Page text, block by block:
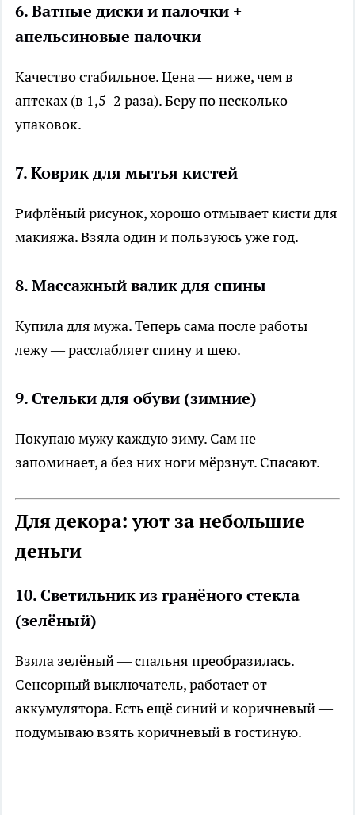
6. Ватные диски и палочки +
апельсиновые палочки
Качество стабильное. Цена — ниже, чем в
аптеках (в 1,5–2 раза). Беру по несколько
упаковок.
7. Коврик для мытья кистей
Рифлёный рисунок, хорошо отмывает кисти для
макияжа. Взяла один и пользуюсь уже год.
8. Массажный валик для спины
Купила для мужа. Теперь сама после работы
лежу — расслабляет спину и шею.
9. Стельки для обуви (зимние)
Покупаю мужу каждую зиму. Сам не
запоминает, а без них ноги мёрзнут. Спасают.
Для декора: уют за небольшие
деньги
10. Светильник из гранёного стекла
(зелёный)
Взяла зелёный — спальня преобразилась.
Сенсорный выключатель, работает от
аккумулятора. Есть ещё синий и коричневый —
подумываю взять коричневый в гостиную.